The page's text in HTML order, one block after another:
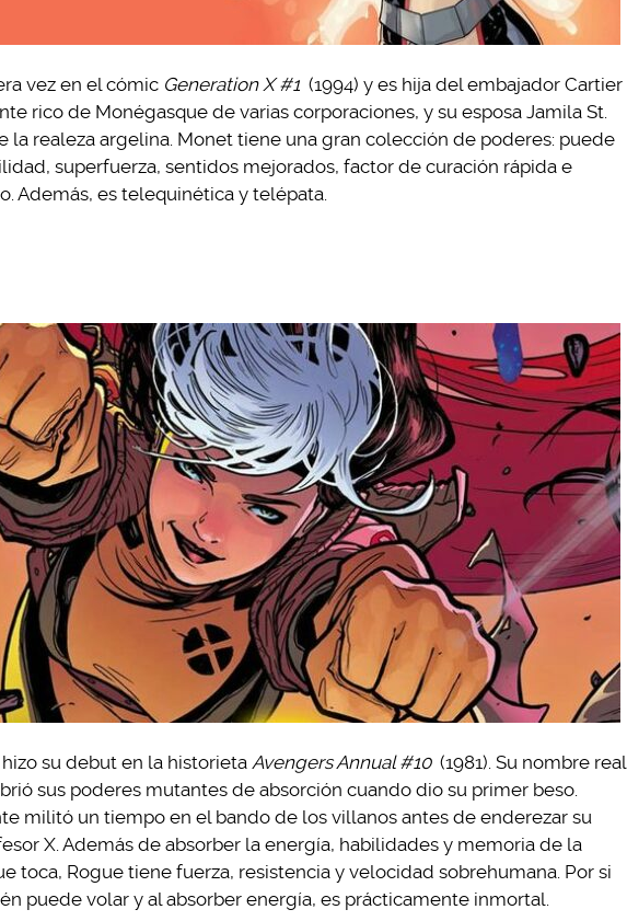
vez en el cómic Generation X #1 (1994) y es hija del embajador Cartier
rico de Monégasque de varias corporaciones, y su esposa Jamila St.
la realeza argelina. Monet tiene una gran colección de poderes: puede
superfuerza, sentidos mejorados, factor de curación rápida e
Además, es telequinética y telépata.
su debut en la historieta Avengers Annual #10 (1981). Su nombre real
sus poderes mutantes de absorción cuando dio su primer beso.
militó un tiempo en el bando de los villanos antes de enderezar su
X. Además de absorber la energía, habilidades y memoria de la
toca, Rogue tiene fuerza, resistencia y velocidad sobrehumana. Por si
puede volar y al absorber energía, es prácticamente inmortal.